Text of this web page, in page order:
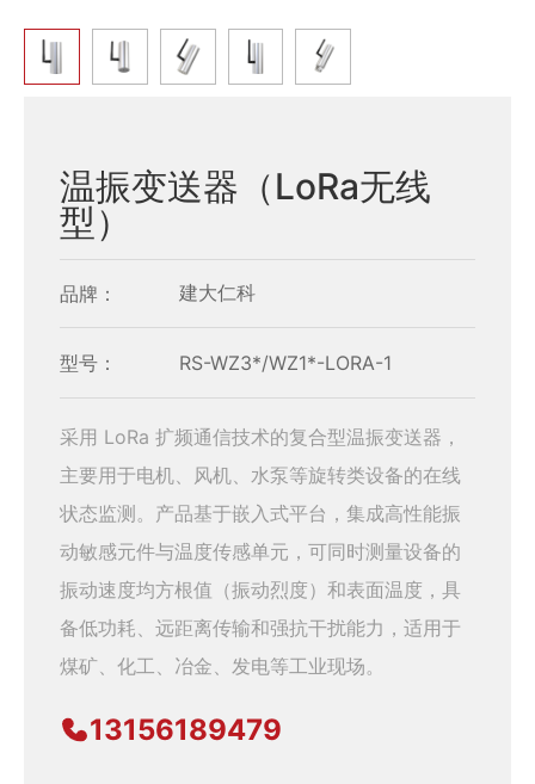
温振变送器（LoRa无线
型）
品牌： 建大仁科
型号： RS-WZ3*/WZ1*-LORA-1
采用 LoRa 扩频通信技术的复合型温振变送器，
主要用于电机、风机、水泵等旋转类设备的在线
状态监测。产品基于嵌入式平台，集成高性能振
动敏感元件与温度传感单元，可同时测量设备的
振动速度均方根值（振动烈度）和表面温度，具
备低功耗、远距离传输和强抗干扰能力，适用于
煤矿、化工、冶金、发电等工业现场。
13156189479